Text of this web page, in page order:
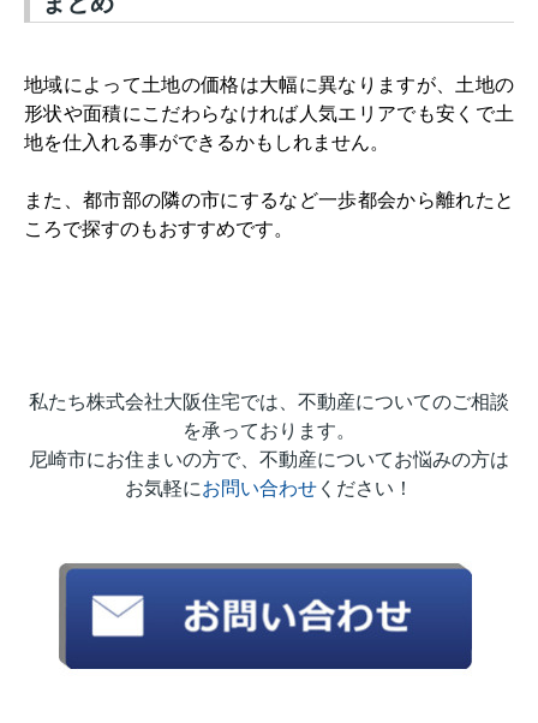
地域によって土地の価格は大幅に異なりますが、土地の
形状や面積にこだわらなければ人気エリアでも安くで土
地を仕入れる事ができるかもしれません。
また、都市部の隣の市にするなど一歩都会から離れたと
ころで探すのもおすすめです。
私たち株式会社大阪住宅では、不動産についてのご相談
を承っております。
尼崎市にお住まいの方で、不動産についてお悩みの方は
お気軽にお問い合わせ ください！